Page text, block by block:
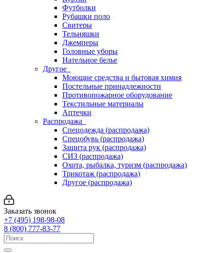
Футболки
Рубашки поло
Свитеры
Тельняшки
Джемперы
Головные уборы
Нательное белье
Другое
Моющие средства и бытовая химия
Постельные принадлежности
Противопожарное оборудование
Текстильные материалы
Аптечки
Распродажа
Спецодежда (распродажа)
Спецобувь (распродажа)
Защита рук (распродажа)
СИЗ (распродажа)
Охота, рыбалка, туризм (распродажа)
Трикотаж (распродажа)
Другое (распродажа)
Заказать звонок
+7 (495) 198-98-08
8 (800) 777-83-77